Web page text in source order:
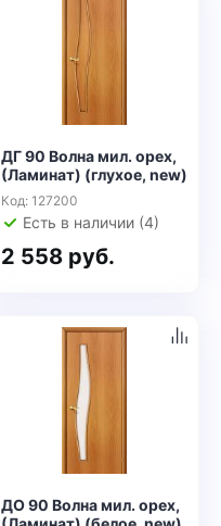
ДГ 90 Волна мил. орех,
(Ламинат) (глухое, new)
Код: 127200
Есть в наличии (4)
2 558 руб.
ДО 90 Волна мил. орех,